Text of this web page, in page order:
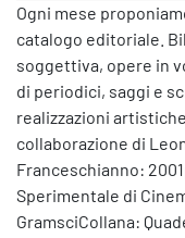
Ogni mese
catalogo editoriale.
soggettiva, opere in
di periodici, saggi e
realizzazioni
collaborazione di
Franceschianno:
Sperimentale di
GramsciCollana: